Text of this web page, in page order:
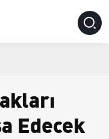
Edecek